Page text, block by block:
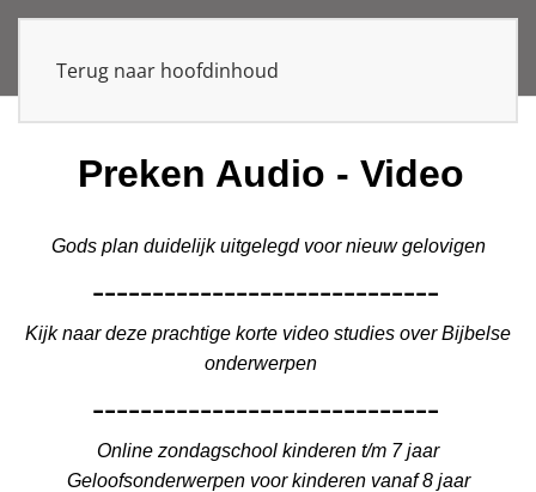
Terug naar hoofdinhoud
Preken Audio - Video
Gods plan duidelijk uitgelegd voor nieuw gelovigen
-----------------------------
Kijk naar deze prachtige korte video studies over Bijbelse
onderwerpen
-----------------------------
Online zondagschool kinderen t/m 7 jaar
Geloofsonderwerpen voor kinderen vanaf 8 jaar